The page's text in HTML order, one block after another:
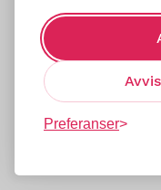
Preferanser